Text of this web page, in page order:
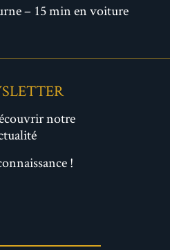
– 15 min en voiture
notre
!